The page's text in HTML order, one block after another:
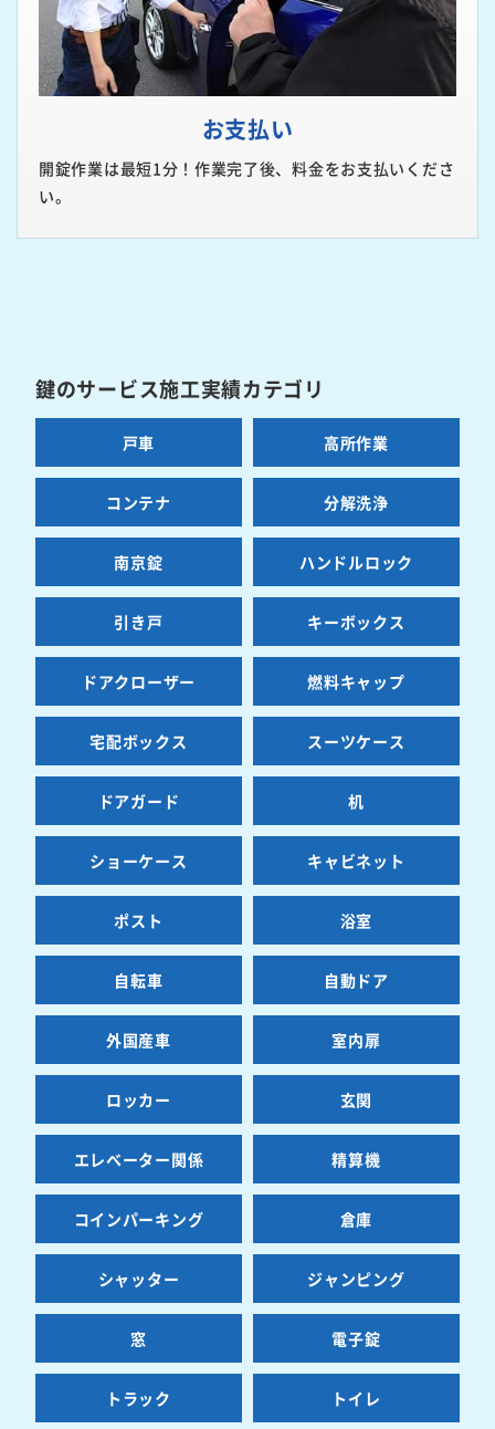
お支払い
開錠作業は最短1分！作業完了後、料金をお支払いくださ
い。
鍵のサービス施工実績カテゴリ
戸車 高所作業
コンテナ 分解洗浄
南京錠 ハンドルロック
引き戸 キーボックス
ドアクローザー 燃料キャップ
宅配ボックス スーツケース
ドアガード 机
ショーケース キャビネット
ポスト 浴室
自転車 自動ドア
外国産車 室内扉
ロッカー 玄関
エレベーター関係 精算機
コインパーキング 倉庫
シャッター ジャンピング
窓 電子錠
トラック トイレ